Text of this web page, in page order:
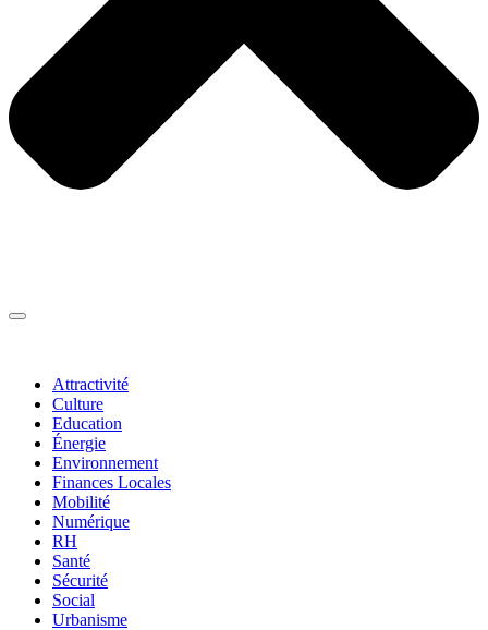
Attractivité
Culture
Education
Énergie
Environnement
Finances Locales
Mobilité
Numérique
RH
Santé
Sécurité
Social
Urbanisme